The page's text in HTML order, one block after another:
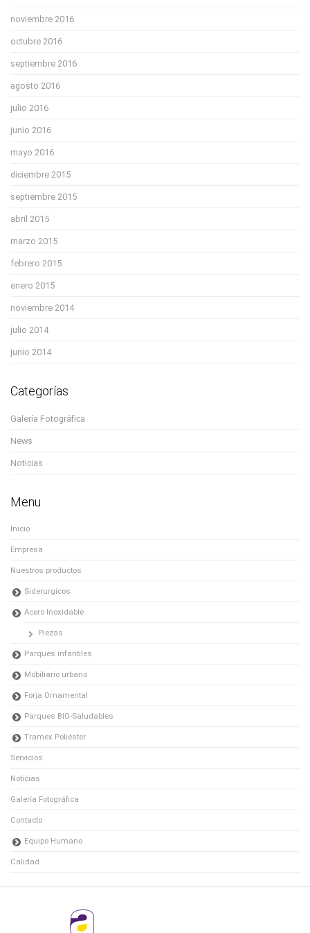
noviembre 2016
octubre 2016
septiembre 2016
agosto 2016
julio 2016
junio 2016
mayo 2016
diciembre 2015
septiembre 2015
abril 2015
marzo 2015
febrero 2015
enero 2015
noviembre 2014
julio 2014
junio 2014
Categorías
Galería Fotográfica
News
Noticias
Menu
Inicio
Empresa
Nuestros productos
Siderurgicos
Acero Inoxidable
Piezas
Parques infantiles
Mobiliario urbano
Forja Ornamental
Parques BIO-Saludables
Tramex Poliéster
Servicios
Noticias
Galería Fotográfica
Contacto
Equipo Humano
Calidad